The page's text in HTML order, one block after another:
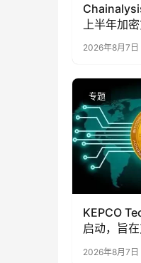
上半年加
了 $30M 。
2026年8月7日
专题
KEPCO
启动，旨
2026年8月7日